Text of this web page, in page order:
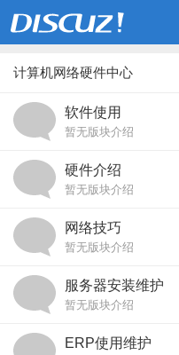
计算机网络硬件中心
软件使用
暂无版块介绍
硬件介绍
暂无版块介绍
网络技巧
暂无版块介绍
服务器安装维护
暂无版块介绍
ERP使用维护